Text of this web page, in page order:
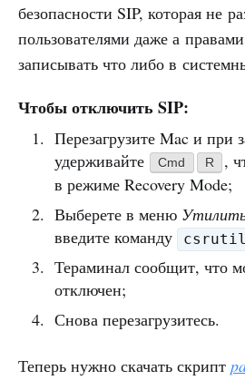
безопасности SIP, которая не
пользователями даже а
записывать что либо в
Чтобы отключить SIP:
Перезагрузите Mac и при
удерживайте
Cmd R
,
в режиме Recovery Mode;
Выберете в меню
введите команду
Тераминал сообщит, что
отключен;
Снова перезагрузитесь.
Теперь нужно скачать скрипт